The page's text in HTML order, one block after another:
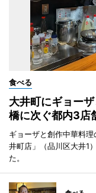
食べる
大井町にギョー
橋に次ぐ都内3店
ギョーザと創作中華料
井町店」（品川区大井1
た。